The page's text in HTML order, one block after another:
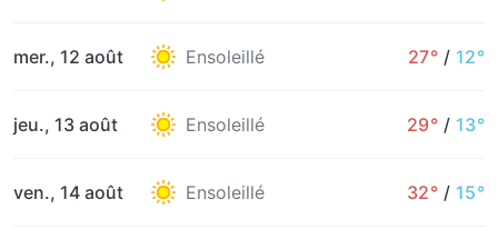
mer., 12 août Ensoleillé 27° / 12°
jeu., 13 août Ensoleillé 29° / 13°
ven., 14 août Ensoleillé 32° / 15°